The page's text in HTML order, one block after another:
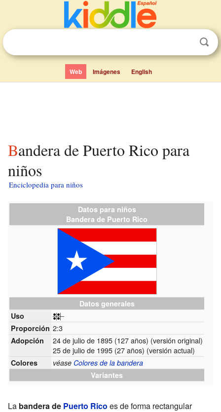
Web Imágenes English
Bandera de Puerto Rico para
niños
Enciclopedia para niños
Datos para niños
Bandera de Puerto Rico
Datos generales
Uso
Proporción 2:3
Adopción
24 de julio de 1895 (127 años) (versión original)
25 de julio de 1995 (27 años) (versión actual)
Colores véase Colores de la bandera
Variantes
La bandera de Puerto Rico es de forma rectangular